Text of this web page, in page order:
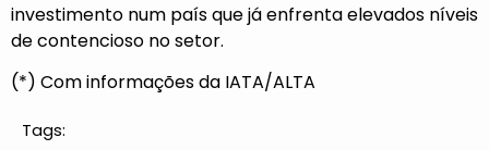
investimento num país que já enfrenta elevados níveis
de contencioso no setor.
(*) Com informações da IATA/ALTA
Tags: